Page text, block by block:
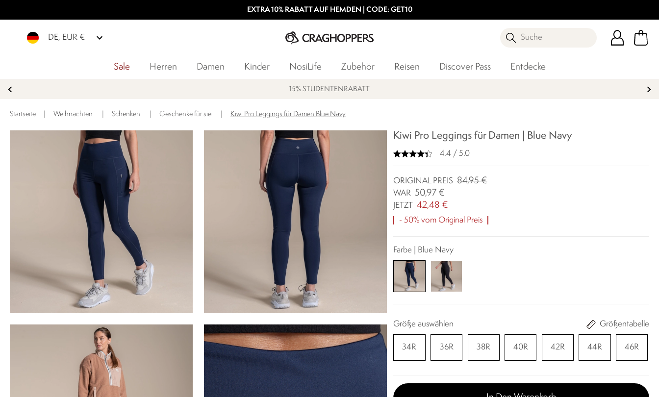
EXTRA 10% RABATT AUF HEMDEN | CODE: GET10
DE, EUR € Suche
Sale Herren Damen Kinder NosiLife Zubehör Reisen Discover Pass Entdecke
15% STUDENTENRABATT
Startseite Weihnachten Schenken Geschenke für sie Kiwi Pro Leggings für Damen Blue Navy
Kiwi Pro Leggings für Damen | Blue Navy
4.4 / 5.0
ORIGINAL PREIS 84,95 €
WAR 50,97 €
JETZT 42,48 €
- 50% vom Original Preis
Farbe | Blue Navy
Größe auswählen Größentabelle
34R 36R 38R 40R 42R 44R 46R